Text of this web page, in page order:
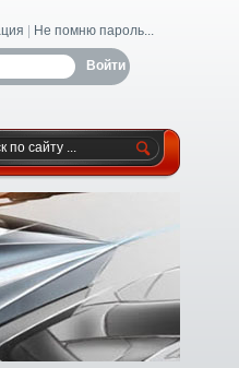
Не помню пароль...